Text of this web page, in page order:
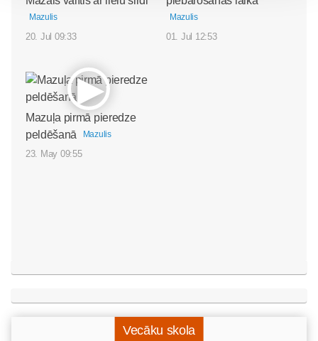
Mazulis
20. Jul 09:33
Mazulis
01. Jul 12:53
Mazuļa pirmā pieredze
peldēšanā
Mazulis
23. May 09:55
Vecāku skola